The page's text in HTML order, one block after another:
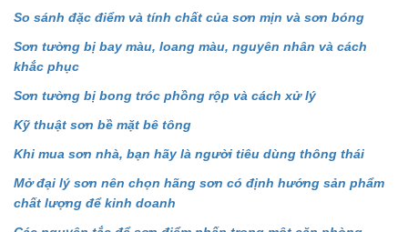
So sánh đặc điểm và tính chất của sơn mịn và sơn bóng
Sơn tường bị bay màu, loang màu, nguyên nhân và cách
khắc phục
Sơn tường bị bong tróc phồng rộp và cách xử lý
Kỹ thuật sơn bề mặt bê tông
Khi mua sơn nhà, bạn hãy là người tiêu dùng thông thái
Mở đại lý sơn nên chọn hãng sơn có định hướng sản phẩm
chất lượng để kinh doanh